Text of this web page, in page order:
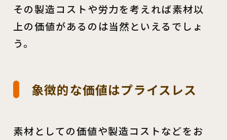
その製造コストや労力を考えれば素材以
上の価値があるのは当然といえるでしょ
う。
象徴的な価値はプライスレス
素材としての価値や製造コストなどをお